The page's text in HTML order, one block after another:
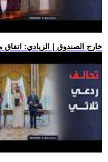
.. خارج الصندوق | الزيادي: